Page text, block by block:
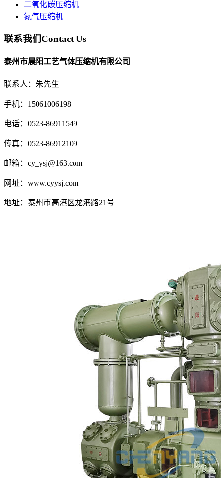
二氧化碳压缩机
氮气压缩机
联系我们Contact Us
泰州市晨阳工艺气体压缩机有限公司
联系人：朱先生
手机：15061006198
电话：0523-86911549
传真：0523-86912109
邮箱：cy_ysj@163.com
网址：www.cyysj.com
地址：泰州市高港区龙港路21号